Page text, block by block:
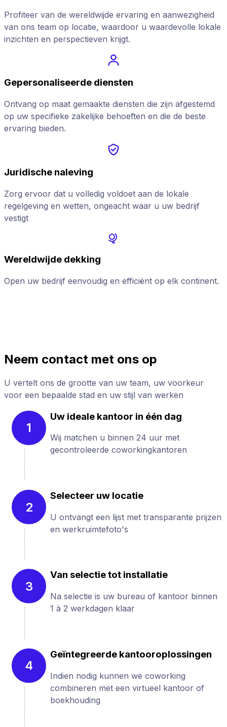
Profiteer van de wereldwijde ervaring en aanwezigheid
van ons team op locatie, waardoor u waardevolle lokale
inzichten en perspectieven krijgt.
Gepersonaliseerde diensten
Ontvang op maat gemaakte diensten die zijn afgestemd
op uw specifieke zakelijke behoeften en die de beste
ervaring bieden.
Juridische naleving
Zorg ervoor dat u volledig voldoet aan de lokale
regelgeving en wetten, ongeacht waar u uw bedrijf
vestigt
Wereldwijde dekking
Open uw bedrijf eenvoudig en efficiënt op elk continent.
Neem contact met ons op
U vertelt ons de grootte van uw team, uw voorkeur
voor een bepaalde stad en uw stijl van werken
1
Uw ideale kantoor in één dag
Wij matchen u binnen 24 uur met
gecontroleerde coworkingkantoren
2
Selecteer uw locatie
U ontvangt een lijst met transparante prijzen
en werkruimtefoto's
3
Van selectie tot installatie
Na selectie is uw bureau of kantoor binnen
1 à 2 werkdagen klaar
4
Geïntegreerde kantooroplossingen
Indien nodig kunnen we coworking
combineren met een virtueel kantoor of
boekhouding